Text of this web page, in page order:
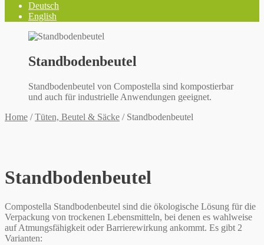
Deutsch
English
Standbodenbeutel
Standbodenbeutel von Compostella sind kompostierbar
und auch für industrielle Anwendungen geeignet.
Home /Tüten, Beutel & Säcke / Standbodenbeutel
Standbodenbeutel
Compostella Standbodenbeutel sind die ökologische Lösung für die
Verpackung von trockenen Lebensmitteln, bei denen es wahlweise
auf Atmungsfähigkeit oder Barrierewirkung ankommt. Es gibt 2
Varianten: